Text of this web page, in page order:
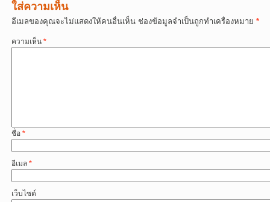
ใส่ความเห็น
อีเมลของคุณจะไม่แสดงให้คนอื่นเห็น ช่องข้อมูลจำเป็นถูกทำเครื่องหมาย *
ความเห็น *
ชื่อ *
อีเมล *
เว็บไซต์